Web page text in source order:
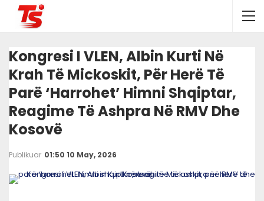
Kongresi I VLEN, Albin Kurti Në
Krah Të Mickoskit, Për Herë Të
Parë ‘harrohet’ Himni Shqiptar,
Reagime Të Ashpra Në RMV Dhe
Kosovë
Publikuar 01:50 10 May, 2026